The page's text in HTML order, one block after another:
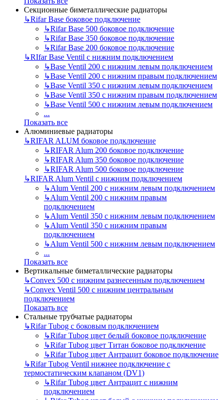
Секционные биметаллические радиаторы
↳Rifar Base боковое подключение
↳Rifar Base 500 боковое подключение
↳Rifar Base 350 боковое подключение
↳Rifar Base 200 боковое подключение
↳RIfar Base Ventil с нижним подключением
↳Base Ventil 200 с нижним левым подключением
↳Base Ventil 200 с нижним правым подключением
↳Base Ventil 350 с нижним левым подключением
↳Base Ventil 350 с нижним правым подключением
↳Base Ventil 500 с нижним левым подключением
...
Показать все
Алюминиевые радиаторы
↳RIFAR ALUM боковое подключение
↳RIFAR Alum 200 боковое подключение
↳RIFAR Alum 350 боковое подключение
↳RIFAR Alum 500 боковое подключение
↳RIFAR Alum Ventil с нижним подключением
↳Alum Ventil 200 с нижним левым подключением
↳Alum Ventil 200 с нижним правым
подключением
↳Alum Ventil 350 с нижним левым подключением
↳Alum Ventil 350 с нижним правым
подключением
↳Alum Ventil 500 с нижним левым подключением
...
Показать все
Вертикальные биметаллические радиаторы
↳Convex 500 с нижним разнесенным подключением
↳Convex Ventil 500 с нижним центральным
подключением
Показать все
Стальные трубчатые радиаторы
↳Rifar Tubog с боковым подключением
↳Rifar Tubog цвет белый боковое подключение
↳Rifar Tubog цвет Титан боковое подключение
↳Rifar Tubog цвет Антрацит боковое подключение
↳Rifar Tubog Ventil нижнее подключение с
термостатическим клапаном (DV1)
↳Rifar Tubog цвет Антрацит с нижним
подключением